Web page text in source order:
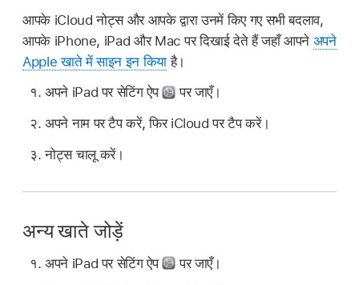
आपके iCloud नोट्स और आपके द्वारा उनमें किए गए सभी बदलाव,
आपके iPhone, iPad और Mac पर दिखाई देते हैं जहाँ आपने अपने
Apple खाते में साइन इन कियाहै।
अपने iPad पर सेटिंग ऐप
पर जाएँ।
अपने नाम पर टैप करें, फिर iCloud पर टैप करें।
नोट्स चालू करें।
अन्य खाते जोड़ें
अपने iPad पर सेटिंग ऐप
पर जाएँ।